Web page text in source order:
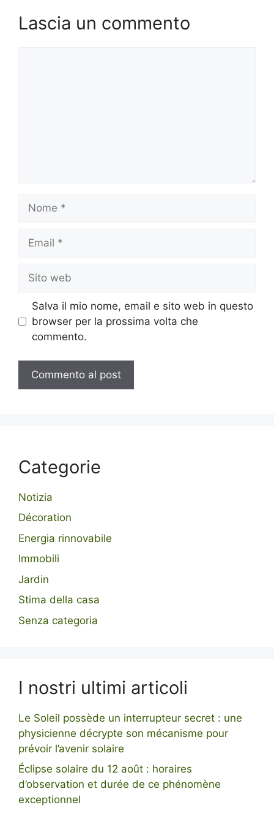
Lascia un commento
Nome
Email
Sito
web
Salva il mio nome, email e sito web in questo
browser per la prossima volta che
commento.
Categorie
Notizia
Décoration
Energia rinnovabile
Immobili
Jardin
Stima della casa
Senza categoria
I nostri ultimi articoli
Le Soleil possède un interrupteur secret : une
physicienne décrypte son mécanisme pour
prévoir l’avenir solaire
Éclipse solaire du 12 août : horaires
d’observation et durée de ce phénomène
exceptionnel